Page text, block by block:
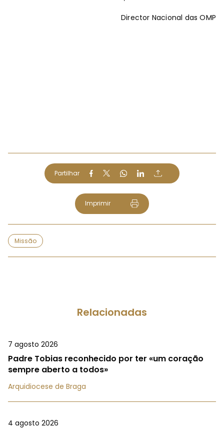
Director Nacional das OMP
Partilhar
Imprimir
Missão
Relacionadas
7 agosto 2026
Padre Tobias reconhecido por ter «um coração
sempre aberto a todos»
Arquidiocese de Braga
4 agosto 2026